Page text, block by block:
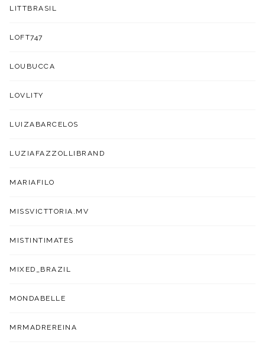
LITTBRASIL
LOFT747
LOUBUCCA
LOVLITY
LUIZABARCELOS
LUZIAFAZZOLLIBRAND
MARIAFILO
MISSVICTTORIA.MV
MISTINTIMATES
MIXED_BRAZIL
MONDABELLE
MRMADREREINA